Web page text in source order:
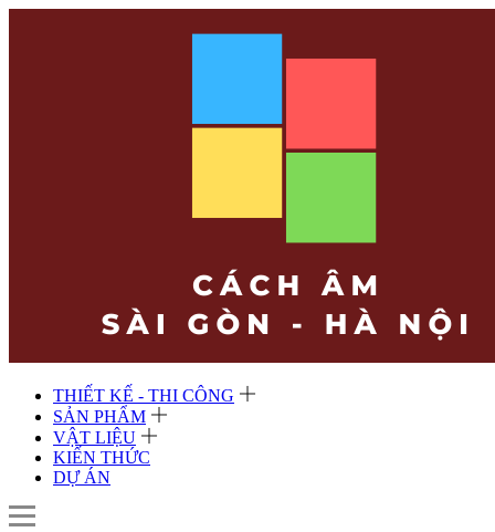
THIẾT KẾ - THI CÔNG
SẢN PHẨM
VẬT LIỆU
KIẾN THỨC
DỰ ÁN